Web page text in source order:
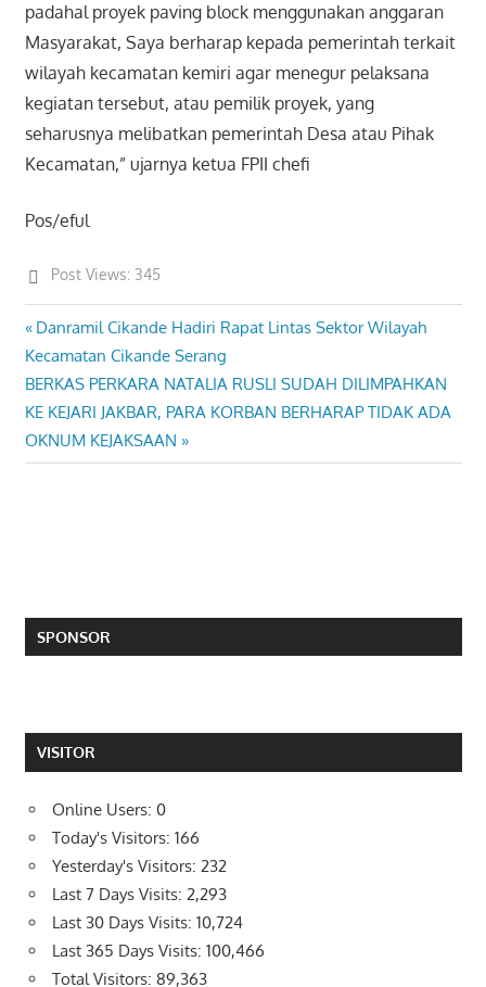
padahal proyek paving block menggunakan anggaran
Masyarakat, Saya berharap kepada pemerintah terkait
wilayah kecamatan kemiri agar menegur pelaksana
kegiatan tersebut, atau pemilik proyek, yang
seharusnya melibatkan pemerintah Desa atau Pihak
Kecamatan,” ujarnya ketua FPII chefi
Pos/eful
Post Views: 345
Post
navigation
Previous
Post:
Danramil Cikande Hadiri Rapat Lintas Sektor Wilayah
Kecamatan Cikande Serang
Next
Post:
BERKAS PERKARA NATALIA RUSLI SUDAH DILIMPAHKAN
KE KEJARI JAKBAR, PARA KORBAN BERHARAP TIDAK ADA
OKNUM KEJAKSAAN
SPONSOR
VISITOR
Online Users: 0
Today's Visitors: 166
Yesterday's Visitors: 232
Last 7 Days Visits: 2,293
Last 30 Days Visits: 10,724
Last 365 Days Visits: 100,466
Total Visitors: 89,363